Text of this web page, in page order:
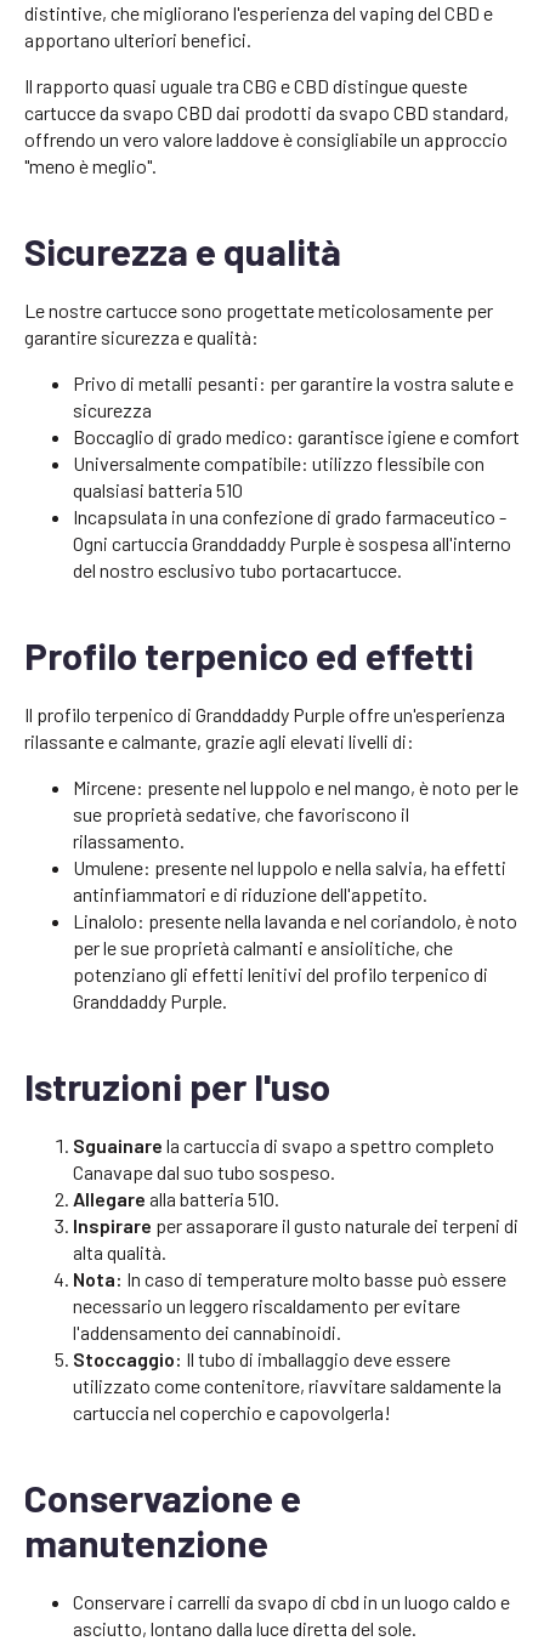
distintive, che migliorano l'esperienza del vaping del CBD e
apportano ulteriori benefici.
Il rapporto quasi uguale tra CBG e CBD distingue queste
cartucce da svapo CBD dai prodotti da svapo CBD standard,
offrendo un vero valore laddove è consigliabile un approccio
"meno è meglio".
Sicurezza e qualità
Le nostre cartucce sono progettate meticolosamente per
garantire sicurezza e qualità:
Privo di metalli pesanti: per garantire la vostra salute e
sicurezza
Boccaglio di grado medico: garantisce igiene e comfort
Universalmente compatibile: utilizzo flessibile con
qualsiasi batteria 510
Incapsulata in una confezione di grado farmaceutico -
Ogni cartuccia Granddaddy Purple è sospesa all'interno
del nostro esclusivo tubo portacartucce.
Profilo terpenico ed effetti
Il profilo terpenico di Granddaddy Purple offre un'esperienza
rilassante e calmante, grazie agli elevati livelli di:
Mircene: presente nel luppolo e nel mango, è noto per le
sue proprietà sedative, che favoriscono il
rilassamento.
Umulene: presente nel luppolo e nella salvia, ha effetti
antinfiammatori e di riduzione dell'appetito.
Linalolo: presente nella lavanda e nel coriandolo, è noto
per le sue proprietà calmanti e ansiolitiche, che
potenziano gli effetti lenitivi del profilo terpenico di
Granddaddy Purple.
Istruzioni per l'uso
Sguainare la cartuccia di svapo a spettro completo
Canavape dal suo tubo sospeso.
Allegare alla batteria 510.
Inspirare per assaporare il gusto naturale dei terpeni di
alta qualità.
Nota: In caso di temperature molto basse può essere
necessario un leggero riscaldamento per evitare
l'addensamento dei cannabinoidi.
Stoccaggio: Il tubo di imballaggio deve essere
utilizzato come contenitore, riavvitare saldamente la
cartuccia nel coperchio e capovolgerla!
Conservazione e
manutenzione
Conservare i carrelli da svapo di cbd in un luogo caldo e
asciutto, lontano dalla luce diretta del sole.